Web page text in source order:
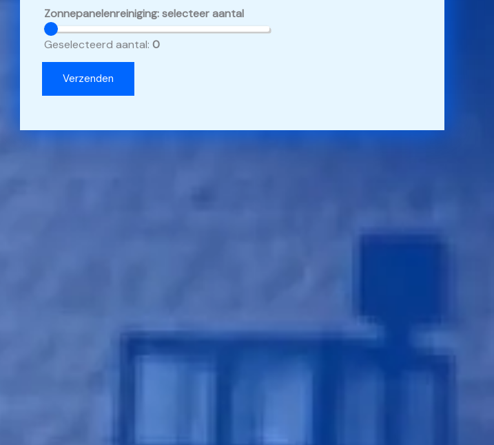
k
b
o
x
s
Zonnepanelenreiniging: selecteer aantal
Geselecteerd aantal: 0
Verzenden